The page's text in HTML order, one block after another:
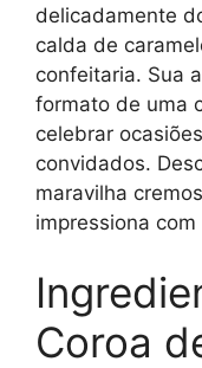
delicadamente
calda de
confeitaria. Sua
formato de uma
celebrar
convidados.
maravilha
impressiona
Coroa